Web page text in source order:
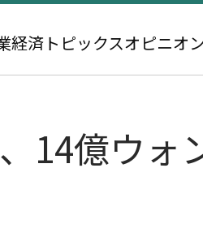
経済 トピックスオピニオ
14億ウォ